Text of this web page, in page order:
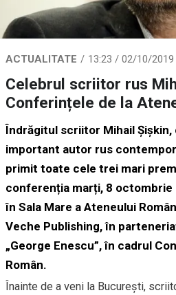
ACTUALITATE 13:23 / 02/10/2019
Celebrul scriitor rus
Conferințele de la
Îndrăgitul scriitor Mihail
important autor rus
primit toate cele trei mari
conferenția marți, 8 octombrie
în Sala Mare a Ateneului
Veche Publishing, în
„George Enescu”, în cadrul
Român.
Înainte de a veni la București,